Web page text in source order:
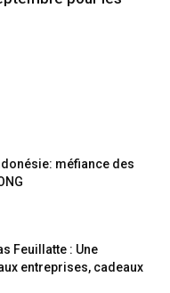
méfiance des
Feuillatte : Une
entreprises, cadeaux